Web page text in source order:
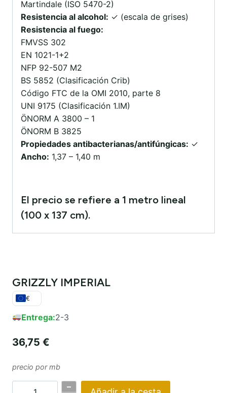
Martindale (ISO 5470-2)
Resistencia al alcohol: ✓ (escala de grises)
Resistencia al fuego:
FMVSS 302
EN 1021-1+2
NFP 92-507 M2
BS 5852 (Clasificación Crib)
Código FTC de la OMI 2010, parte 8
UNI 9175 (Clasificación 1.IM)
ÖNORM A 3800 – 1
ÖNORM B 3825
Propiedades antibacterianas/antifúngicas: ✓
Ancho: 1,37 – 1,40 m
El precio se refiere a 1 metro lineal
(100 x 137 cm).
GRIZZLY IMPERIAL
€
Entrega:2-3
36,75 €
precio por mb
–